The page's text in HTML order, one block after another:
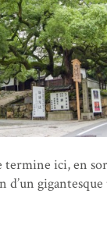
termine ici, en
d’un